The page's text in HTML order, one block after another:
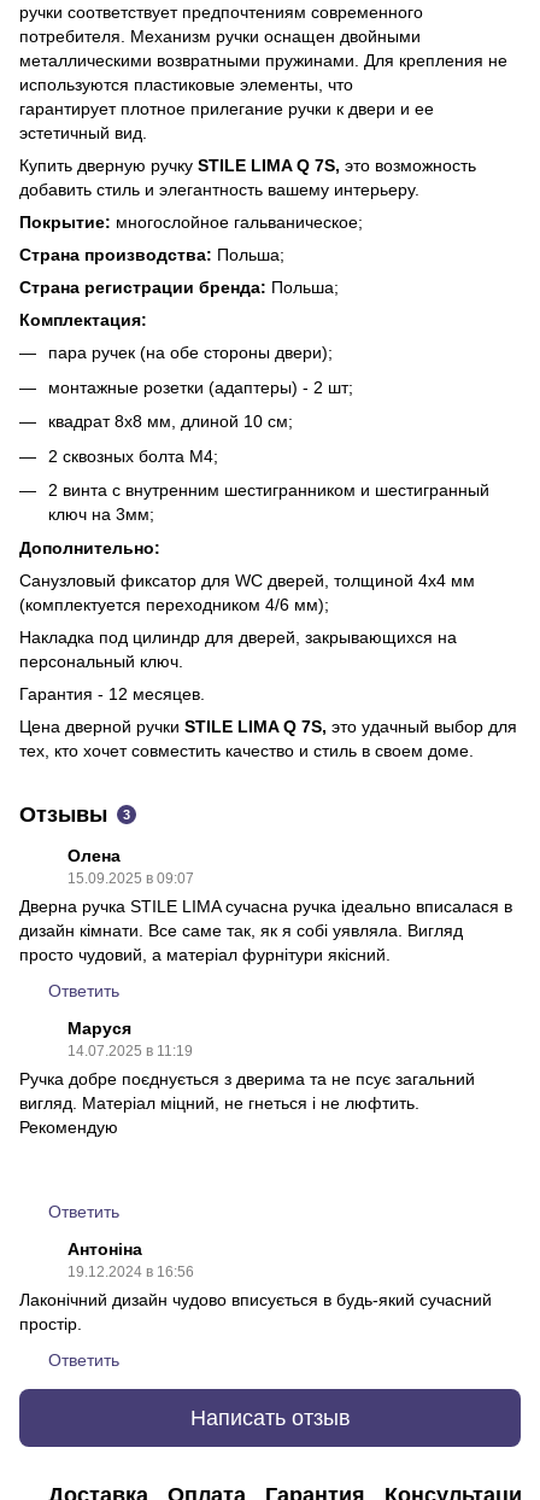
ручки соответствует предпочтениям современного
потребителя. Механизм ручки оснащен двойными
металлическими возвратными пружинами. Для крепления не
используются пластиковые элементы, что
гарантирует плотное прилегание ручки к двери и ее
эстетичный вид.
Купить дверную ручку STILE LIMA Q 7S, это возможность
добавить стиль и элегантность вашему интерьеру.
Покрытие: многослойное гальваническое;
Страна производства: Польша;
Страна регистрации бренда: Польша;
Комплектация:
пара ручек (на обе стороны двери);
монтажные розетки (адаптеры) - 2 шт;
квадрат 8х8 мм, длиной 10 см;
2 сквозных болта М4;
2 винта с внутренним шестигранником и шестигранный
ключ на 3мм;
Дополнительно:
Санузловый фиксатор для WC дверей, толщиной 4х4 мм
(комплектуется переходником 4/6 мм);
Накладка под цилиндр для дверей, закрывающихся на
персональный ключ.
Гарантия - 12 месяцев.
Цена дверной ручки STILE LIMA Q 7S, это удачный выбор для
тех, кто хочет совместить качество и стиль в своем доме.
Отзывы 3
Олена
15.09.2025 в 09:07
Дверна ручка STILE LIMA сучасна ручка ідеально вписалася в
дизайн кімнати. Все саме так, як я собі уявляла. Вигляд
просто чудовий, а матеріал фурнітури якісний.
Ответить
Маруся
14.07.2025 в 11:19
Ручка добре поєднується з дверима та не псує загальний
вигляд. Матеріал міцний, не гнеться і не люфтить.
Рекомендую
Ответить
Антоніна
19.12.2024 в 16:56
Лаконічний дизайн чудово вписується в будь-який сучасний
простір.
Ответить
Написать отзыв
Доставка Оплата Гарантия Консультация